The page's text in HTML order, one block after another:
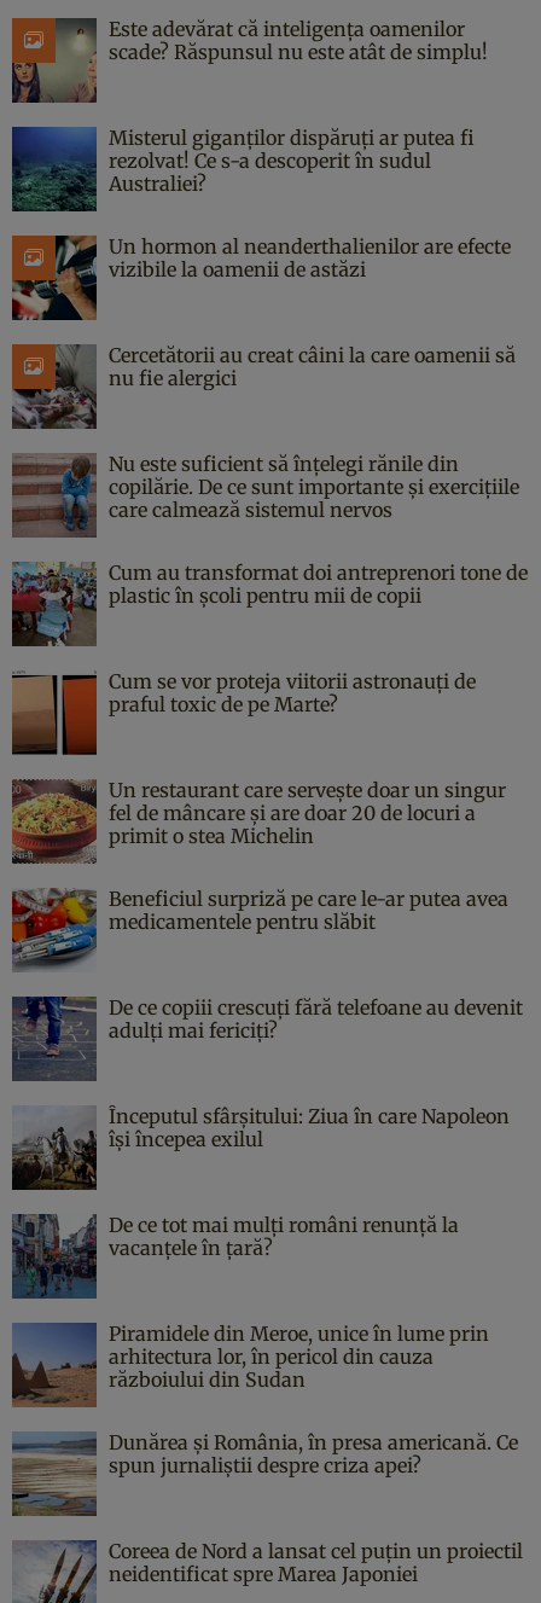
Este adevărat că inteligența oamenilor
scade? Răspunsul nu este atât de simplu!
Misterul giganților dispăruți ar putea fi
rezolvat! Ce s-a descoperit în sudul
Australiei?
Un hormon al neanderthalienilor are efecte
vizibile la oamenii de astăzi
Cercetătorii au creat câini la care oamenii să
nu fie alergici
Nu este suficient să înțelegi rănile din
copilărie. De ce sunt importante și exercițiile
care calmează sistemul nervos
Cum au transformat doi antreprenori tone de
plastic în școli pentru mii de copii
Cum se vor proteja viitorii astronauți de
praful toxic de pe Marte?
Un restaurant care servește doar un singur
fel de mâncare și are doar 20 de locuri a
primit o stea Michelin
Beneficiul surpriză pe care le-ar putea avea
medicamentele pentru slăbit
De ce copiii crescuți fără telefoane au devenit
adulți mai fericiți?
Începutul sfârşitului: Ziua în care Napoleon
îşi începea exilul
De ce tot mai mulți români renunță la
vacanțele în țară?
Piramidele din Meroe, unice în lume prin
arhitectura lor, în pericol din cauza
războiului din Sudan
Dunărea și România, în presa americană. Ce
spun jurnaliștii despre criza apei?
Coreea de Nord a lansat cel puțin un proiectil
neidentificat spre Marea Japoniei